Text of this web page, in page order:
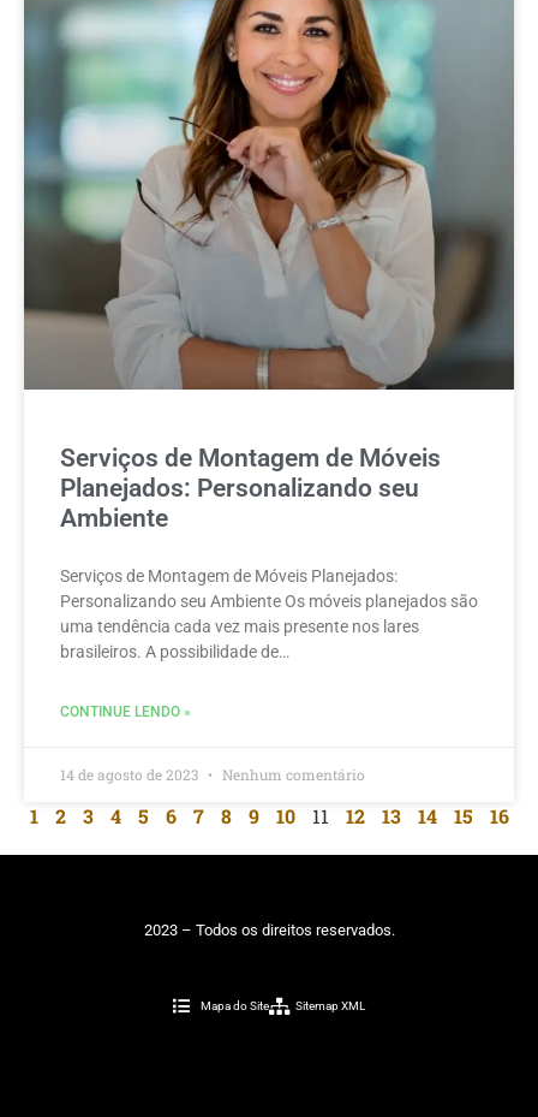
Serviços de Montagem de Móveis
Planejados: Personalizando seu
Ambiente
Serviços de Montagem de Móveis Planejados:
Personalizando seu Ambiente Os móveis planejados são
uma tendência cada vez mais presente nos lares
brasileiros. A possibilidade de…
CONTINUE LENDO »
14 de agosto de 2023 Nenhum comentário
1 2 3 4 5 6 7 8 9 10 11 12 13 14 15 16
2023 – Todos os direitos reservados.
Mapa do Site Sitemap XML